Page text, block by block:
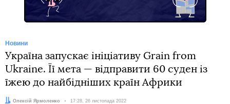
Новини
Україна запускає ініціативу Grain from
Ukraine. Її мета — відправити 60 суден із
їжею до найбідніших країн Африки
Автор:
Олексій Ярмоленко Дата:
17:28, 26 листопада 2022